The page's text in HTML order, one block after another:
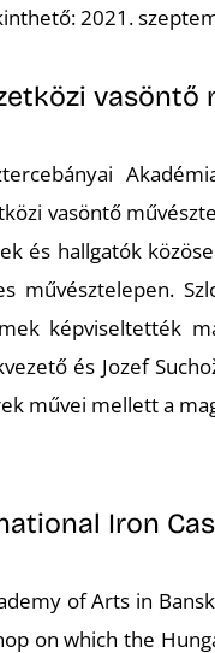
2021.
vasöntő
vasöntő
és hallgatók
művésztelepen.
képviseltették
és Jozef
művei mellett a
Iron
of Arts in
on which the